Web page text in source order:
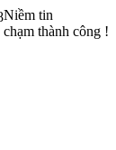
Niềm tin
chạm thành công !